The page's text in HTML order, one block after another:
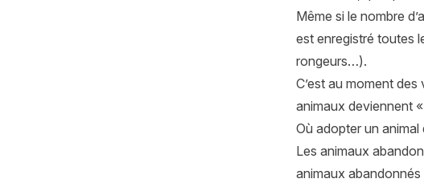
Même si le nombre
est enregistré toutes
rongeurs…).
C’est au moment
animaux deviennent
Où adopter un animal
Les animaux
animaux